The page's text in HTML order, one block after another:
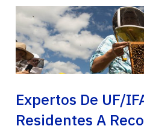
Expertos De UF/
Residentes A